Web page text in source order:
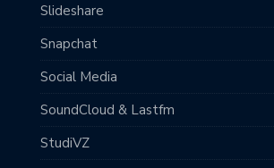
Slideshare
Snapchat
Social Media
SoundCloud & Lastfm
StudiVZ